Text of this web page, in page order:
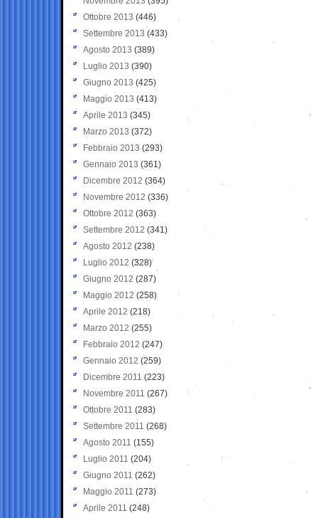
Ottobre 2013 (446)
Settembre 2013 (433)
Agosto 2013 (389)
Luglio 2013 (390)
Giugno 2013 (425)
Maggio 2013 (413)
Aprile 2013 (345)
Marzo 2013 (372)
Febbraio 2013 (293)
Gennaio 2013 (361)
Dicembre 2012 (364)
Novembre 2012 (336)
Ottobre 2012 (363)
Settembre 2012 (341)
Agosto 2012 (238)
Luglio 2012 (328)
Giugno 2012 (287)
Maggio 2012 (258)
Aprile 2012 (218)
Marzo 2012 (255)
Febbraio 2012 (247)
Gennaio 2012 (259)
Dicembre 2011 (223)
Novembre 2011 (267)
Ottobre 2011 (283)
Settembre 2011 (268)
Agosto 2011 (155)
Luglio 2011 (204)
Giugno 2011 (262)
Maggio 2011 (273)
Aprile 2011 (248)